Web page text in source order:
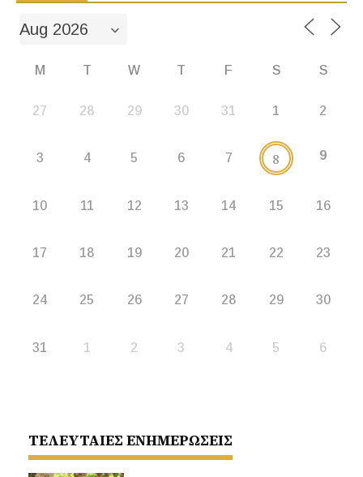
M T W T F S S
27 28 29 30 31 1 2
3 4 5 6 7 8 9
10 11 12 13 14 15 16
17 18 19 20 21 22 23
24 25 26 27 28 29 30
31 1 2 3 4 5 6
ΤΕΛΕΥΤΑΙΕΣ ΕΝΗΜΕΡΩΣΕΙΣ